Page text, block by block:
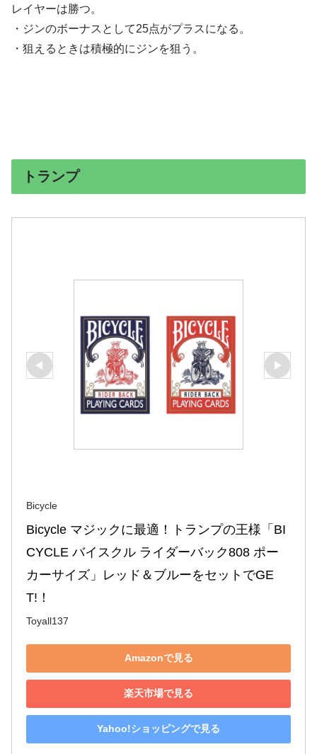
レイヤーは勝つ。
・ジンのボーナスとして25点がプラスになる。
・狙えるときは積極的にジンを狙う。
トランプ
Bicycle
Bicycle マジックに最適！トランプの王様「BI
CYCLE バイスクル ライダーバック808 ポー
カーサイズ」レッド＆ブルーをセットでGE
T!！
Toyall137
Amazonで見る
楽天市場で見る
Yahoo!ショッピングで見る